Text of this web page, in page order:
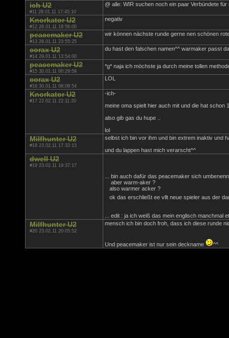
ich U2
#11 28.01.11 17:45:10
@ alle: WIR suchen noch ein paar Verbündete
Knorkator U2
#12 28.01.11 18:56:00
negativ
peacemaker U2
#13 28.01.11 23:55:25
wir können nächste runde gerne nen schönen
corax U2
#14 29.01.11 13:54:00
du hast den falschen namen^^ warmaker passt
peacemaker U2
#15 30.01.11 00:29:59
*g* naja ich möchste ja durch meine tollen
corax U2
#16 30.01.11 08:08:54
LOL
Knorkator U2
#17 22.02.11 22:11:20
-ich-
meine oma spielt hier auch mit und die hat schon
also gib gas du hupe ..
lol
Milfhunter U2
#18 23.02.11 17:32:15
selbst ich bin vor ihm und bin extrem inaktiv und
und du lappen hast mich verarscht^^
dwell U2
#19 23.02.11 19:37:17
... bin auch dafür das peacemaker sich
aber warm-aker ?
also warmer acker ?
ok das erschließt ee vllt neue spieler aus der
... edit : ja ich weiß das mein englisch manchmal
Milfhunter U2
#20 23.02.11 20:05:52
mensch ich bin doch froh, dass ich diese runde
Und peacemaker ist nur sein deckname ^^